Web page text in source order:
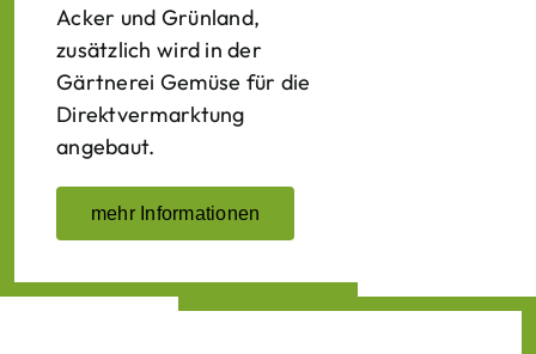
Acker und Grünland,
zusätzlich wird in der
Gärtnerei Gemüse für die
Direktvermarktung
angebaut.
mehr Informationen